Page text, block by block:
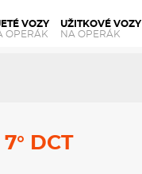
VOZY
OPERÁK
UŽITKOVÉ VOZY
NA OPERÁK
DCT